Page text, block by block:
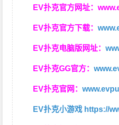
EV扑克官方网址：
EV扑克官方下载：
EV扑克电脑版网址：
EV扑克GG官方：
EV扑克官网：
EV扑克小游戏 https://